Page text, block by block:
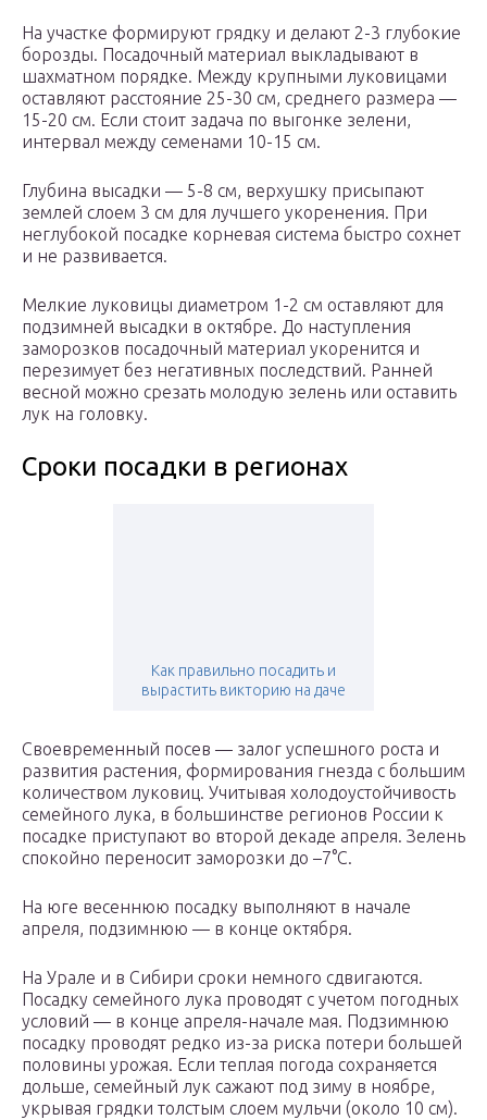
На участке формируют грядку и делают 2-3 глубокие
борозды. Посадочный материал выкладывают в
шахматном порядке. Между крупными луковицами
оставляют расстояние 25-30 см, среднего размера —
15-20 см. Если стоит задача по выгонке зелени,
интервал между семенами 10-15 см.
Глубина высадки — 5-8 см, верхушку присыпают
землей слоем 3 см для лучшего укоренения. При
неглубокой посадке корневая система быстро сохнет
и не развивается.
Мелкие луковицы диаметром 1-2 см оставляют для
подзимней высадки в октябре. До наступления
заморозков посадочный материал укоренится и
перезимует без негативных последствий. Ранней
весной можно срезать молодую зелень или оставить
лук на головку.
Сроки посадки в регионах
Как правильно посадить и
вырастить викторию на даче
Своевременный посев — залог успешного роста и
развития растения, формирования гнезда с большим
количеством луковиц. Учитывая холодоустойчивость
семейного лука, в большинстве регионов России к
посадке приступают во второй декаде апреля. Зелень
спокойно переносит заморозки до –7°С.
На юге весеннюю посадку выполняют в начале
апреля, подзимнюю — в конце октября.
На Урале и в Сибири сроки немного сдвигаются.
Посадку семейного лука проводят с учетом погодных
условий — в конце апреля-начале мая. Подзимнюю
посадку проводят редко из-за риска потери большей
половины урожая. Если теплая погода сохраняется
дольше, семейный лук сажают под зиму в ноябре,
укрывая грядки толстым слоем мульчи (около 10 см).